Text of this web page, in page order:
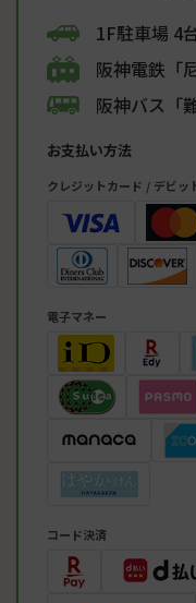
1F駐車場 4
阪神電鉄「
阪神バス「
お支払い方法
クレジットカード / デビッ
電子マネー
コード決済